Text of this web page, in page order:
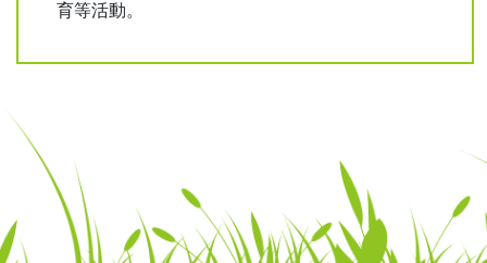
育等活動。